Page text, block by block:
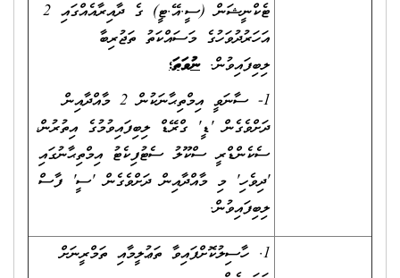
ޓެކްނީޝަން (ސީ.އޭ.ޓީ) ގެ ދާއިރާއެއްގައި 2
އަހަރުދުވަހުގެ މަސައްކަތު ތަޖުރިބާ
ލިބިފައިވުން.ނުވަތަ؛
1- ސާނަވީ އިމްތިޙާނަކުން 2 މާއްދާއިން
ދަށްވެގެން 'ޑީ' ގްރޭޑް ލިބިފައިވުމުގެ އިތުރުން،
ސެކެންޑްރީ ސްކޫލު ސެޓުފިކެޓު އިމްތިޙާނުގައި
'ދިވެހި' މި މާއްދާއިން ދަށްވެގެން 'ސީ' ފާސް
ލިބިފައިވުން.
1. ހާސިލުކޮށްފައިވާ ތަޢުލީމާއި ތަމްރީނަށް